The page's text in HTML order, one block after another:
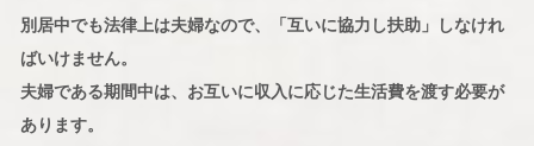
別居中でも法律上は夫婦なので、「互いに協力し扶助」しなけれ
ばいけません。
夫婦である期間中は、お互いに収入に応じた生活費を渡す必要が
あります。